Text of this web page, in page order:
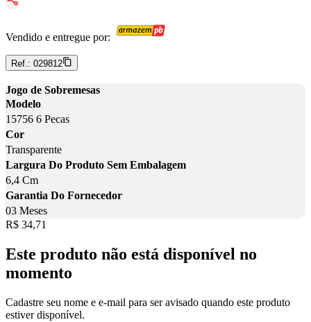
Vendido e entregue por:
Ref.: 029812
Jogo de Sobremesas
Modelo
15756 6 Pecas
Cor
Transparente
Largura Do Produto Sem Embalagem
6,4 Cm
Garantia Do Fornecedor
03 Meses
Price:
R$ 34,71
Este produto não está disponível no
momento
Cadastre seu nome e e-mail para ser avisado quando este produto
estiver disponível.